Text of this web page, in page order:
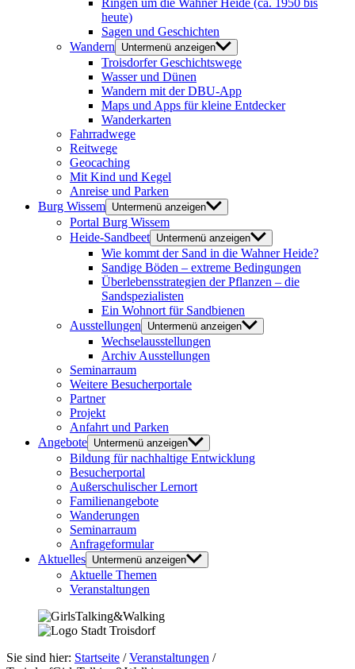
Ringen um die Wahner Heide (ca. 1950 bis
heute)
Sagen und Geschichten
Wandern
Untermenü anzeigen
Troisdorfer Geschichtswege
Wasser und Dünen
Wandern mit der DBU-App
Maps und Apps für kleine Entdecker
Wanderkarten
Fahrradwege
Reitwege
Geocaching
Mit Kind und Kegel
Anreise und Parken
Burg Wissem Untermenü anzeigen
Portal Burg Wissem
Heide-Sandbeet Untermenü anzeigen
Wie kommt der Sand in die Wahner Heide?
Sandige Böden – extreme Bedingungen
Überlebensstrategien der Pflanzen – die
Sandspezialisten
Ein Wohnort für Sandbienen
Ausstellungen
Untermenü anzeigen
Wechselausstellungen
Archiv Ausstellungen
Seminarraum
Weitere Besucherportale
Partner
Projekt
Anfahrt und Parken
Angebote Untermenü anzeigen
Bildung für nachhaltige Entwicklung
Besucherportal
Außerschulischer Lernort
Familienangebote
Wanderungen
Seminarraum
Anfrageformular
Aktuelles Untermenü anzeigen
Aktuelle Themen
Veranstaltungen
Sie sind hier: Startseite /Veranstaltungen /